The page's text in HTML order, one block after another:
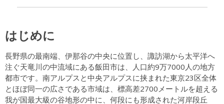
はじめに
長野県の最南端、伊那谷の中央に位置し、諏訪湖から太平洋へ
注ぐ天竜川の中流域にある飯田市は、人口約9万7000人の地方
都市です。南アルプスと中央アルプスに挟まれた東京23区全体
とほぼ同一の広さである市域は、標高差2700メートルを超える
我が国最大級の谷地形の中に、何段にも形成された河岸段丘